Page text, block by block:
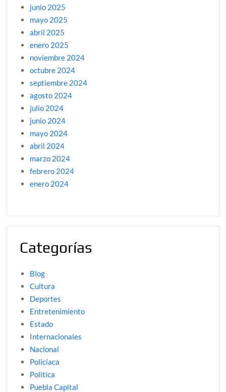
junio 2025
mayo 2025
abril 2025
enero 2025
noviembre 2024
octubre 2024
septiembre 2024
agosto 2024
julio 2024
junio 2024
mayo 2024
abril 2024
marzo 2024
febrero 2024
enero 2024
Categorías
Blog
Cultura
Deportes
Entretenimiento
Estado
Internacionales
Nacional
Policíaca
Politica
Puebla Capital